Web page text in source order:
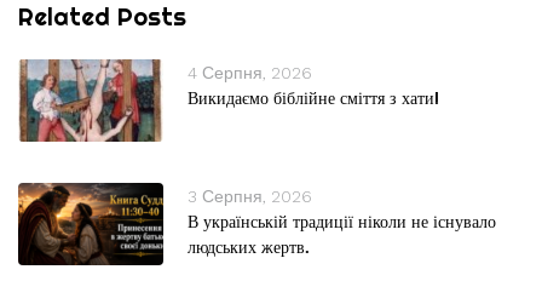
Related Posts
4 Серпня, 2026
Викидаємо біблійне сміття з хати!
3 Серпня, 2026
В українській традиції ніколи не існувало
людських жертв.